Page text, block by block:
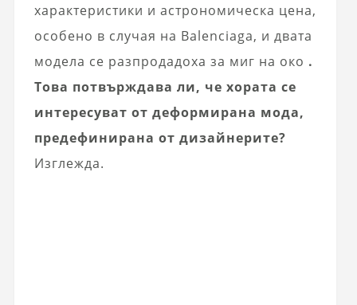
характеристики и астрономическа цена,
особено в случая на Balenciaga, и двата
модела се разпродадоха за миг на око .
Това потвърждава ли, че хората се
интересуват от деформирана мода,
предефинирана от дизайнерите?
Изглежда.